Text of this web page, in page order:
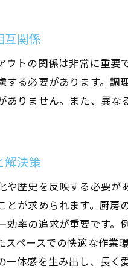
利用者目線で考えるコ
飲食店店舗設計における
業界標準に基づく成
調理のスムーズさを
環境に配慮したエネ
トラブルを未然に防
大阪市飲食店の厨房コン
店内デザインと調和
利用者が安心して使
互関係
トの関係は非常に重
る必要があります。
りません。また、異
解決策
歴史を反映する必要
が求められます。厨
率の追求が重要です
ペースでの快適な作
体感を生み出し、長